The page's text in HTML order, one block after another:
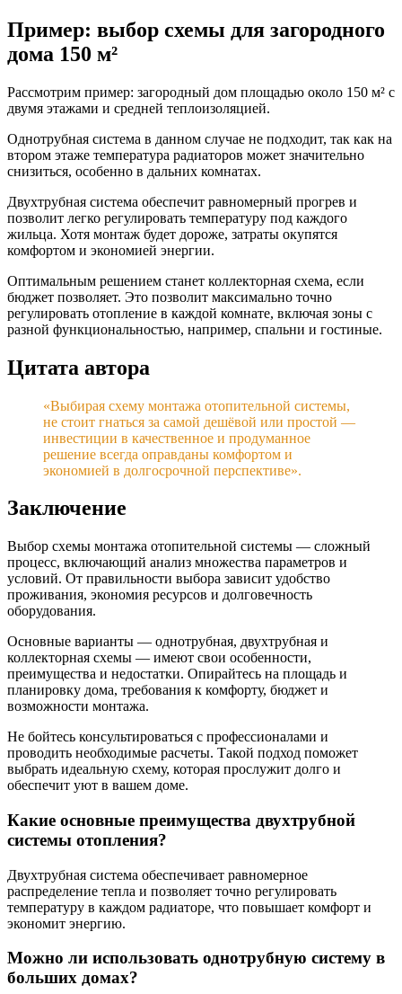
Пример: выбор схемы для загородного
дома 150 м²
Рассмотрим пример: загородный дом площадью около 150 м² с
двумя этажами и средней теплоизоляцией.
Однотрубная система в данном случае не подходит, так как на
втором этаже температура радиаторов может значительно
снизиться, особенно в дальних комнатах.
Двухтрубная система обеспечит равномерный прогрев и
позволит легко регулировать температуру под каждого
жильца. Хотя монтаж будет дороже, затраты окупятся
комфортом и экономией энергии.
Оптимальным решением станет коллекторная схема, если
бюджет позволяет. Это позволит максимально точно
регулировать отопление в каждой комнате, включая зоны с
разной функциональностью, например, спальни и гостиные.
Цитата автора
«Выбирая схему монтажа отопительной системы,
не стоит гнаться за самой дешёвой или простой —
инвестиции в качественное и продуманное
решение всегда оправданы комфортом и
экономией в долгосрочной перспективе».
Заключение
Выбор схемы монтажа отопительной системы — сложный
процесс, включающий анализ множества параметров и
условий. От правильности выбора зависит удобство
проживания, экономия ресурсов и долговечность
оборудования.
Основные варианты — однотрубная, двухтрубная и
коллекторная схемы — имеют свои особенности,
преимущества и недостатки. Опирайтесь на площадь и
планировку дома, требования к комфорту, бюджет и
возможности монтажа.
Не бойтесь консультироваться с профессионалами и
проводить необходимые расчеты. Такой подход поможет
выбрать идеальную схему, которая прослужит долго и
обеспечит уют в вашем доме.
Какие основные преимущества двухтрубной
системы отопления?
Двухтрубная система обеспечивает равномерное
распределение тепла и позволяет точно регулировать
температуру в каждом радиаторе, что повышает комфорт и
экономит энергию.
Можно ли использовать однотрубную систему в
больших домах?